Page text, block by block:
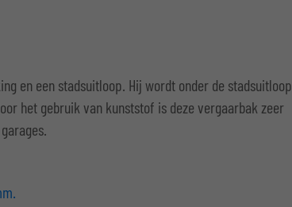
en een stadsuitloop. Hij wordt onder de stadsuitloop
het gebruik van kunststof is deze vergaarbak zeer